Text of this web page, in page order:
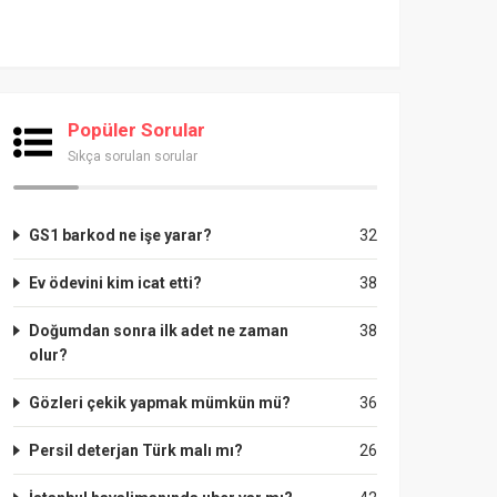
Popüler Sorular
Sıkça sorulan sorular
32
GS1 barkod ne işe yarar?
38
Ev ödevini kim icat etti?
38
Doğumdan sonra ilk adet ne zaman
olur?
36
Gözleri çekik yapmak mümkün mü?
26
Persil deterjan Türk malı mı?